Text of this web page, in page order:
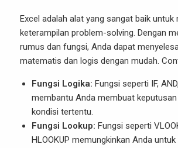
Excel adalah alat yang sangat baik untuk
keterampilan problem-solving. Dengan
rumus dan fungsi, Anda dapat
matematis dan logis dengan mudah.
Fungsi Logika: Fungsi seperti IF,
membantu Anda membuat
kondisi tertentu.
Fungsi Lookup: Fungsi seperti
HLOOKUP memungkinkan Anda